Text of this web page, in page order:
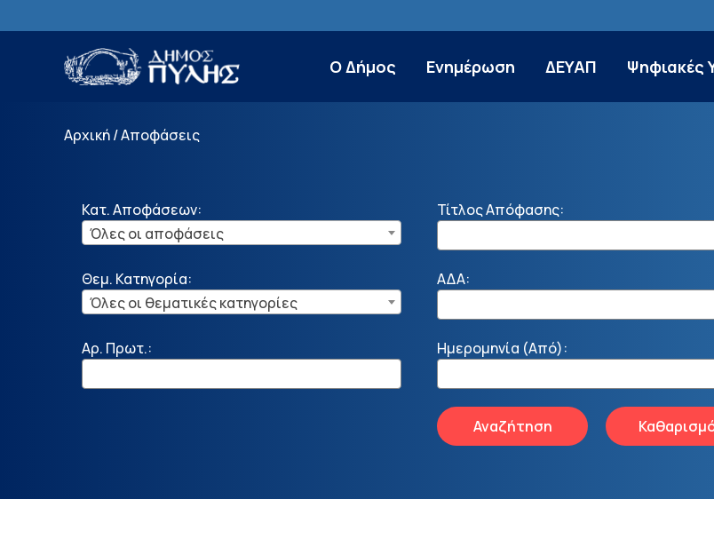
Ο Δήμος Ενημέρωση ΔΕΥΑΠ Ψηφιακές
Αρχική/Αποφάσεις
Κατ. Αποφάσεων:
Όλες οι αποφάσεις
Τίτλος Απόφασης:
Θεμ. Κατηγορία:
Όλες οι θεματικές κατηγορίες
ΑΔΑ:
Αρ. Πρωτ.: Ημερομηνία (Από):
Αναζήτηση